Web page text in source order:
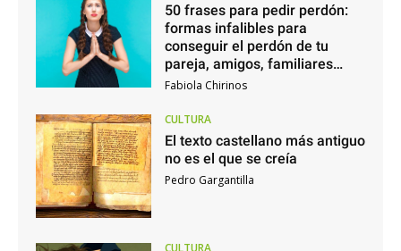
50 frases para pedir perdón:
formas infalibles para
conseguir el perdón de tu
pareja, amigos, familiares…
Fabiola Chirinos
CULTURA
El texto castellano más antiguo
no es el que se creía
Pedro Gargantilla
CULTURA